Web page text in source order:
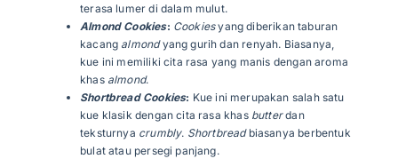
terasa lumer di dalam mulut.
Almond Cookies: Cookiesyang diberikan taburan
kacang almondyang gurih dan renyah. Biasanya,
kue ini memiliki cita rasa yang manis dengan aroma
khas almond.
Shortbread Cookies: Kue ini merupakan salah satu
kue klasik dengan cita rasa khas butterdan
teksturnya crumbly. Shortbread biasanya berbentuk
bulat atau persegi panjang.